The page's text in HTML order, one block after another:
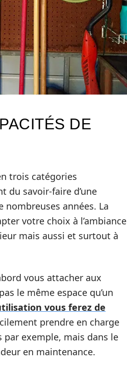
DE
trois catégories
du savoir-faire d’une
nombreuses années. La
votre choix à l’ambiance
mais aussi et surtout à
vous attacher aux
le même espace qu’un
vous ferez de
prendre en charge
exemple, mais dans le
en maintenance.